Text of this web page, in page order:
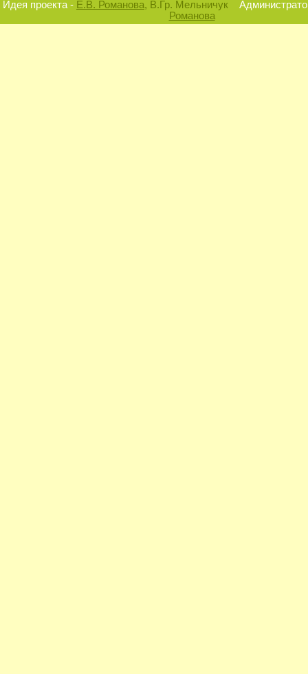
Идея проекта - Е.В. Романова, В.Гр. Мельничук
Романова